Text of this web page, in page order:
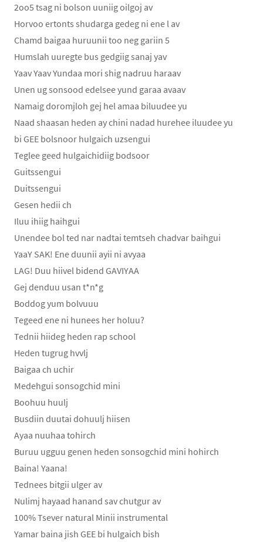
2oo5 tsag ni bolson uuniig oilgoj av
Horvoo ertonts shudarga gedeg ni ene l av
Chamd baigaa huruunii too neg gariin 5
Humslah uuregte bus gedgiig sanaj yav
Yaav Yaav Yundaa mori shig nadruu haraav
Unen ug sonsood edelsee yund garaa avaav
Namaig doromjloh gej hel amaa biluudee yu
Naad shaasan heden ay chini nadad hurehee iluudee yu
bi GEE bolsnoor hulgaich uzsengui
Teglee geed hulgaichidiig bodsoor
Guitssengui
Duitssengui
Gesen hedii ch
Iluu ihiig haihgui
Unendee bol ted nar nadtai temtseh chadvar baihgui
YaaY SAK! Ene duunii ayii ni avyaa
LAG! Duu hiivel bidend GAVIYAA
Gej denduu usan t*n*g
Boddog yum bolvuuu
Tegeed ene ni hunees her holuu?
Tednii hiideg heden rap school
Heden tugrug hvvlj
Baigaa ch uchir
Medehgui sonsogchid mini
Boohuu huulj
Busdiin duutai dohuulj hiisen
Ayaa nuuhaa tohirch
Buruu ugguu genen heden sonsogchid mini hohirch
Baina! Yaana!
Tednees bitgii ulger av
Nulimj hayaad hanand sav chutgur av
100% Tsever natural Minii instrumental
Yamar baina jish GEE bi hulgaich bish